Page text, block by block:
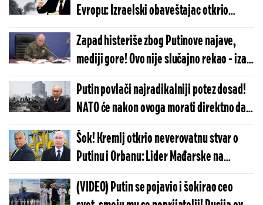
Evropu: Izraelski obaveštajac otkrio
neočekivanu metu po kojoj će Rusija
raspaliti
Zapad histeriše zbog Putinove najave,
mediji gore! Ovo nije slučajno rekao - iza
reči se se krije zloslutna poruka
Putin povlači najradikalniji potez dosad!
NATO će nakon ovoga morati direktno da
napadne Moskvu? Obaveštajac zatresao
planetu
Šok! Kremlj otkrio neverovatnu stvar o
Putinu i Orbanu: Lider Mađarske na
sastanku uradio nešto veoma
neočekivano
(VIDEO) Putin se pojavio i šokirao ceo